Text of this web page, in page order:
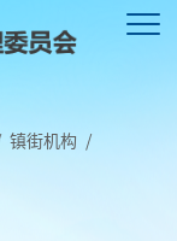
镇街机构 /